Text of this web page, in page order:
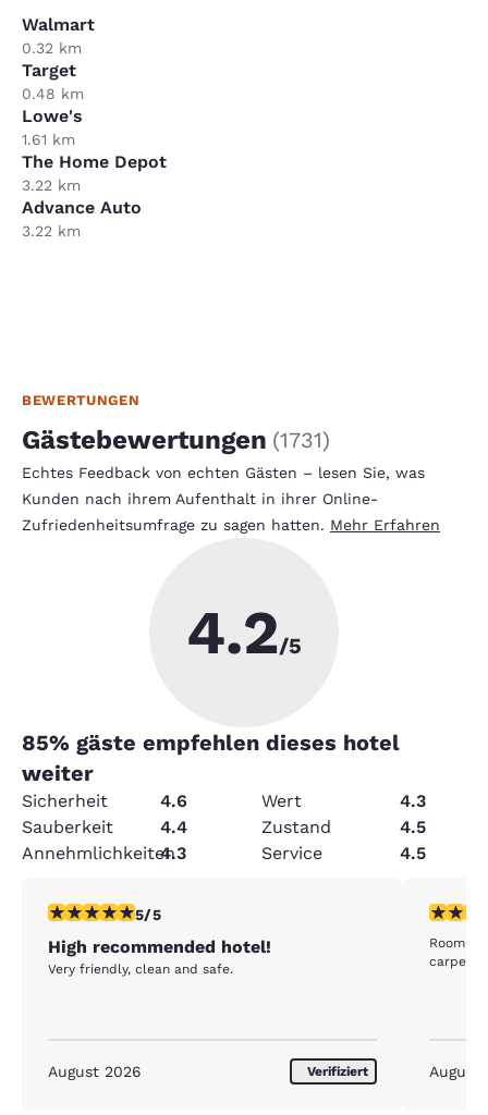
Walmart
0.32 km
Target
0.48 km
Lowe's
1.61 km
The Home Depot
3.22 km
Advance Auto
3.22 km
BEWERTUNGEN
Gästebewertungen (1731)
Echtes Feedback von echten Gästen – lesen Sie, was
Kunden nach ihrem Aufenthalt in ihrer Online-
Zufriedenheitsumfrage zu sagen hatten. Mehr Erfahren
4.2/5
85% gäste empfehlen dieses hotel
weiter
Sicherheit 4.6 Wert
4.3
Sauberkeit
4.4 Zustand
4.5
Annehmlichkeiten4.3 Service 4.5
5-Sterne-Bewertung. Außergewöhnlich. 1 Bewertung
5/5
High recommended hotel!
Very friendly, clean and safe.
August 2026 Verifiziert
3-
Room
carpets
August